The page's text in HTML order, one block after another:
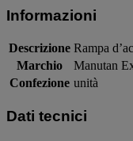
Informazioni
Descrizione Rampa
Marchio
Manutan
Confezione unità
Dati tecnici